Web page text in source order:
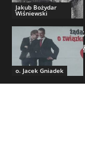
Jakub Bożydar
Wiśniewski
o. Jacek Gniadek